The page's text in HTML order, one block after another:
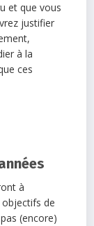
et que vous
justifier
à la
ces
à
de
(encore)